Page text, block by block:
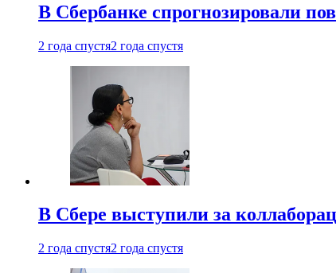
В Сбербанке спрогнозировали
2 года спустя2 года спустя
В Сбере выступили за
2 года спустя2 года спустя